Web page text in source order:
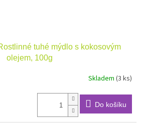
tuhé mýdlo s kokosovým
olejem, 100g
Skladem (3 ks)
Do košíku